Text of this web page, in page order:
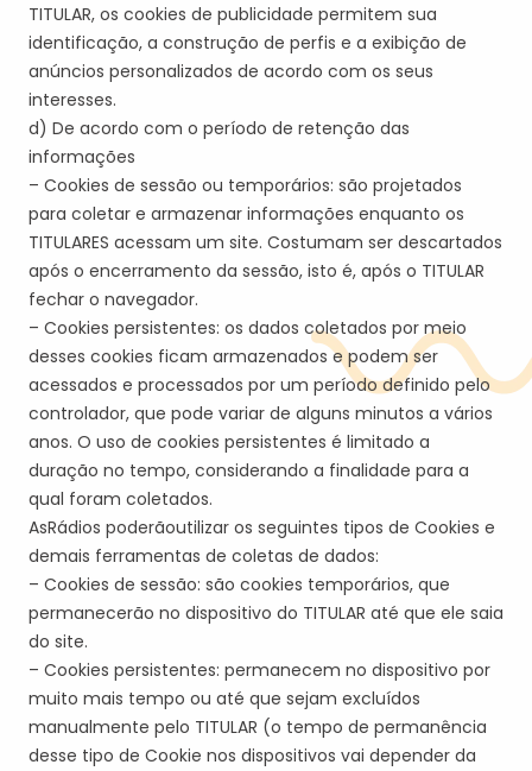
TITULAR, os cookies de publicidade permitem sua
identificação, a construção de perfis e a exibição de
anúncios personalizados de acordo com os seus
interesses.
d) De acordo com o período de retenção das
informações
– Cookies de sessão ou temporários: são projetados
para coletar e armazenar informações enquanto os
TITULARES acessam um site. Costumam ser descartados
após o encerramento da sessão, isto é, após o TITULAR
fechar o navegador.
– Cookies persistentes: os dados coletados por meio
desses cookies ficam armazenados e podem ser
acessados e processados por um período definido pelo
controlador, que pode variar de alguns minutos a vários
anos. O uso de cookies persistentes é limitado a
duração no tempo, considerando a finalidade para a
qual foram coletados.
AsRádios poderãoutilizar os seguintes tipos de Cookies e
demais ferramentas de coletas de dados:
– Cookies de sessão: são cookies temporários, que
permanecerão no dispositivo do TITULAR até que ele saia
do site.
– Cookies persistentes: permanecem no dispositivo por
muito mais tempo ou até que sejam excluídos
manualmente pelo TITULAR (o tempo de permanência
desse tipo de Cookie nos dispositivos vai depender da